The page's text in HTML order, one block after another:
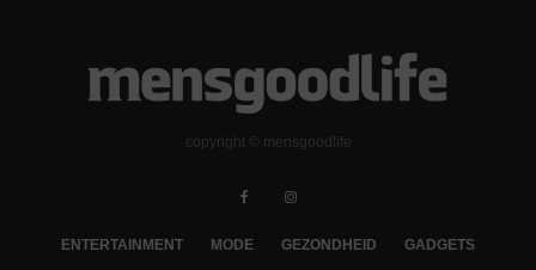
copyright © mensgoodlife
ENTERTAINMENT MODE GEZONDHEID GADGETS